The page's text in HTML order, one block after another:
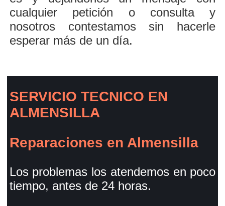
cualquier petición o consulta y
nosotros contestamos sin hacerle
esperar más de un día.
SERVICIO TECNICO EN
ALMENSILLA
Reparaciones en Almensilla
Los problemas los atendemos en poco
tiempo, antes de 24 horas.